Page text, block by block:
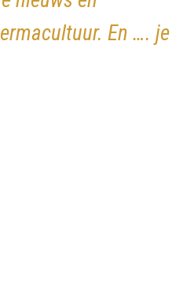
En …. je